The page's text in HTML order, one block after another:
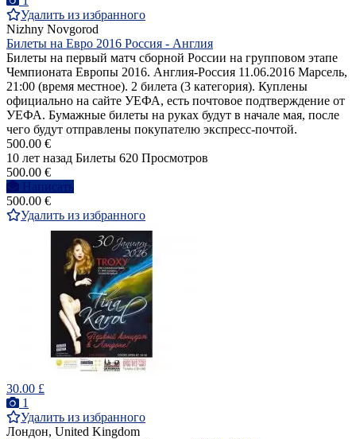
Удалить из избранного
Nizhny Novgorod
Билеты на Евро 2016 Россия - Англия
Билеты на первый матч сборной России на групповом этапе
Чемпионата Европы 2016. Англия-Россия 11.06.2016 Марсель,
21:00 (время местное). 2 билета (3 категория). Куплены
официально на сайте УЕФА, есть почтовое подтверждение от
УЕФА. Бумажные билеты на руках будут в начале мая, после
чего будут отправлены покупателю экспресс-почтой.
500.00 €
10 лет назад Билеты 620 Просмотров
500.00 €
Написать
500.00 €
Удалить из избранного
30.00 £
1
Удалить из избранного
Лондон, United Kingdom